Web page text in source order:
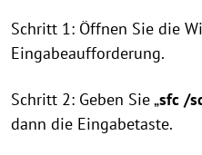
Schritt 1: Öffnen Sie die
Eingabeaufforderung.
Schritt 2: Geben Sie „sfc /
dann die Eingabetaste.